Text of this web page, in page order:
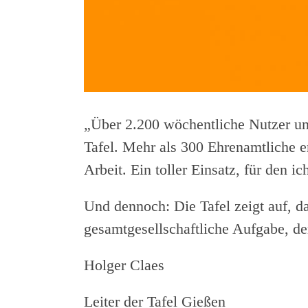
„Über 2.200 wöchentliche Nutzer
Tafel. Mehr als 300 Ehrenamtliche
Arbeit. Ein toller Einsatz, für den
Und dennoch: Die Tafel zeigt auf,
gesamtgesellschaftliche Aufgabe,
Holger Claes
Leiter der Tafel Gießen